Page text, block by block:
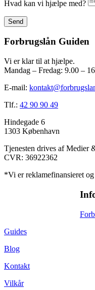
Hvad kan vi hjælpe med?
Send
Forbrugslån Guiden
Vi er klar til at hjælpe.
Mandag – Fredag: 9.00 –
E-mail:
Tlf.: 42 90 90 49
Hindegade 6
1303 København
Tjenesten drives af Medier
CVR: 36922362
*Vi er reklamefinansieret
Guides
Blog
Kontakt
Vilkår